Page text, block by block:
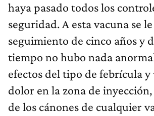
haya pasado todos los
seguridad. A esta vacuna se
seguimiento de cinco años y
tiempo no hubo nada
efectos del tipo de febrícula y
dolor en la zona de
de los cánones de cualquier